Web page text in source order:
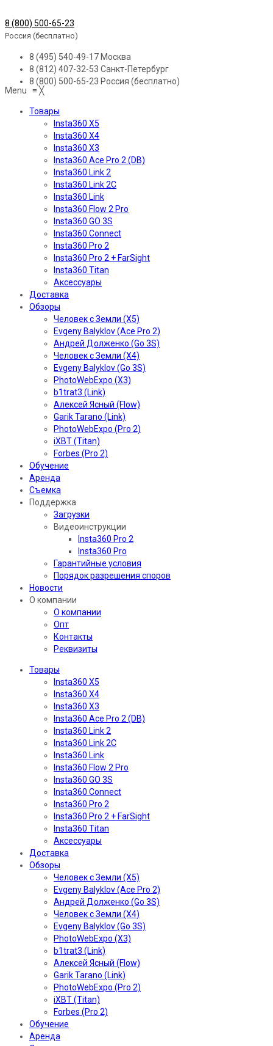
8 (800) 500-65-23
Россия (бесплатно)
8 (495) 540-49-17 Москва
8 (812) 407-32-53 Санкт-Петербург
8 (800) 500-65-23 Россия (бесплатно)
Menu ≡╳
Товары
Insta360 X5
Insta360 X4
Insta360 X3
Insta360 Ace Pro 2 (DB)
Insta360 Link 2
Insta360 Link 2C
Insta360 Link
Insta360 Flow 2 Pro
Insta360 GO 3S
Insta360 Connect
Insta360 Pro 2
Insta360 Pro 2 + FarSight
Insta360 Titan
Аксессуары
Доставка
Обзоры
Человек с Земли (X5)
Evgeny Balyklov (Ace Pro 2)
Андрей Долженко (Go 3S)
Человек с Земли (X4)
Evgeny Balyklov (Go 3S)
PhotoWebExpo (X3)
b1trat3 (Link)
Алексей Ясный (Flow)
Garik Tarano (Link)
PhotoWebExpo (Pro 2)
iXBT (Titan)
Forbes (Pro 2)
Обучение
Аренда
Съемка
Поддержка
Загрузки
Видеоинструкции
Insta360 Pro 2
Insta360 Pro
Гарантийные условия
Порядок разрешения споров
Новости
О компании
О компании
Опт
Контакты
Реквизиты
Товары
Insta360 X5
Insta360 X4
Insta360 X3
Insta360 Ace Pro 2 (DB)
Insta360 Link 2
Insta360 Link 2C
Insta360 Link
Insta360 Flow 2 Pro
Insta360 GO 3S
Insta360 Connect
Insta360 Pro 2
Insta360 Pro 2 + FarSight
Insta360 Titan
Аксессуары
Доставка
Обзоры
Человек с Земли (X5)
Evgeny Balyklov (Ace Pro 2)
Андрей Долженко (Go 3S)
Человек с Земли (X4)
Evgeny Balyklov (Go 3S)
PhotoWebExpo (X3)
b1trat3 (Link)
Алексей Ясный (Flow)
Garik Tarano (Link)
PhotoWebExpo (Pro 2)
iXBT (Titan)
Forbes (Pro 2)
Обучение
Аренда